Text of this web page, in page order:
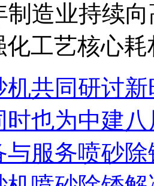
制造业持续
工艺核心耗
机共同研讨
时也为中建
与服务喷砂除